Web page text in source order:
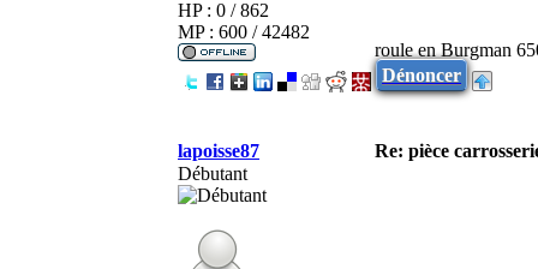
HP : 0 / 862
MP : 600 / 42482
roule en Burgman
Dénoncer
lapoisse87
Re: pièce
Débutant